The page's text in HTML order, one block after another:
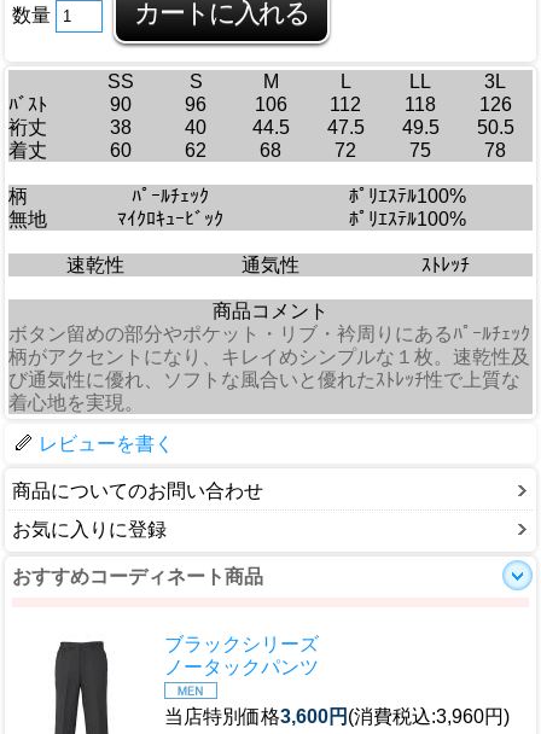
数量
SS S M L LL
3L
ﾊﾞｽﾄ
90 96 106 112 118
126
裄丈
38 40 44.5 47.5 49.5
50.5
着丈
60 62 68 72 75 78
柄 ﾊﾟｰﾙﾁｪｯｸ
ﾎﾟﾘｴｽﾃﾙ100%
無地
ﾏｲｸﾛｷｭｰﾋﾞｯｸ ﾎﾟﾘｴｽﾃﾙ100%
速乾性 通気性 ｽﾄﾚｯﾁ
商品コメント
ボタン留めの部分やポケット・リブ・衿周りにあるﾊﾟｰﾙﾁｪｯｸ
柄がアクセントになり、キレイめシンプルな１枚。速乾性及
び通気性に優れ、ソフトな風合いと優れたｽﾄﾚｯﾁ性で上質な
着心地を実現。
レビューを書く
商品についてのお問い合わせ
お気に入りに登録
おすすめコーディネート商品
ブラックシリーズ
ノータックパンツ
当店特別価格3,600円 (消費税込:3,960円)